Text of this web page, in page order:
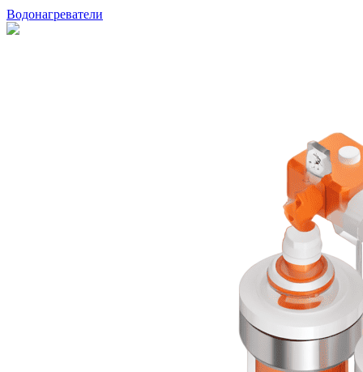
Водонагреватели